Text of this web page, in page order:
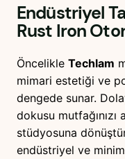
Endüstriyel
Rust Iron
Öncelikle Techlam
mimari estetiği ve
dengede sunar.
dokusu mutfağınızı
stüdyosuna
endüstriyel ve